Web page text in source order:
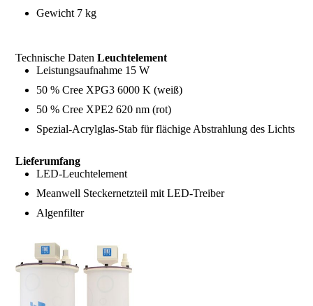
Gewicht 7 kg
Technische DatenLeuchtelement
Leistungsaufnahme 15 W
50 % Cree XPG3 6000 K (weiß)
50 % Cree XPE2 620 nm (rot)
Spezial-Acrylglas-Stab für flächige Abstrahlung des Lichts
Lieferumfang
LED-Leuchtelement
Meanwell Steckernetzteil mit LED-Treiber
Algenfilter